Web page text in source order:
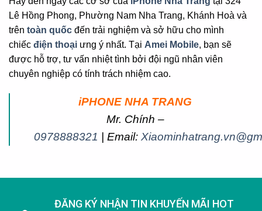
Lê Hồng Phong, Phường Nam Nha Trang, Khánh Hoà và
trên toàn quốc đến trải nghiệm và sở hữu cho mình
chiếc điện thoại ưng ý nhất. Tại Amei Mobile, bạn sẽ
được hỗ trợ, tư vấn nhiệt tình bởi đội ngũ nhân viên
chuyên nghiệp có tính trách nhiệm cao.
iPHONE NHA TRANG
Mr. Chính –
0978888321 | Email:
ĐĂNG KÝ NHẬN TIN KHUYẾN MÃI HOT